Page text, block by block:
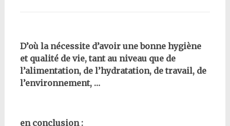
D’où la nécessite d’avoir une bonne hygiène
et qualité de vie, tant au niveau que de
l’alimentation, de l’hydratation, de travail, de
l’environnement, …
en conclusion :